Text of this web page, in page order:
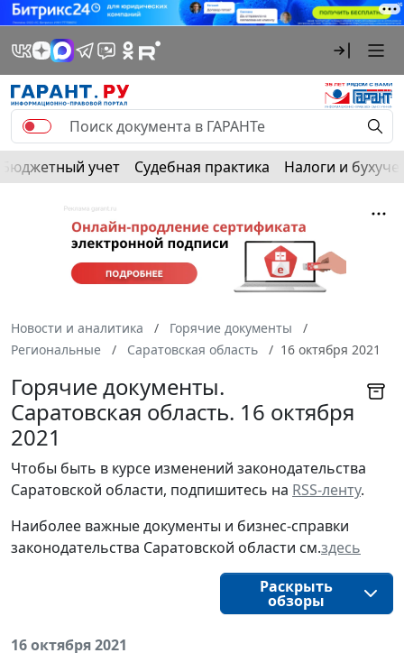
Бюджетный учет Судебная практика Налоги и
Новости и аналитика
Горячие документы
Региональные
Саратовская область 16 октября 2021
Горячие документы.
Саратовская область. 16 октября
2021
Чтобы быть в курсе изменений законодательства
Саратовской области, подпишитесь на RSS-ленту.
Наиболее важные документы и бизнес-справки
законодательства Саратовской области см.здесь
Раскрыть
обзоры
16 октября 2021